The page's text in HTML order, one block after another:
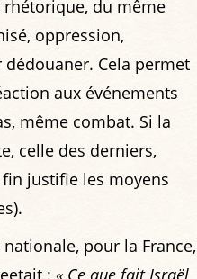
du même
oppression,
Cela permet
aux événements
même combat. Si la
celle des derniers,
justifie les moyens
pour la France,
: « Ce que fait Israël